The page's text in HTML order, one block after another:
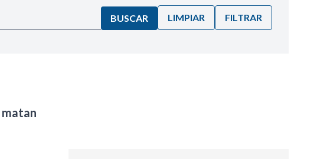
BUSCAR LIMPIAR FILTRAR
matan